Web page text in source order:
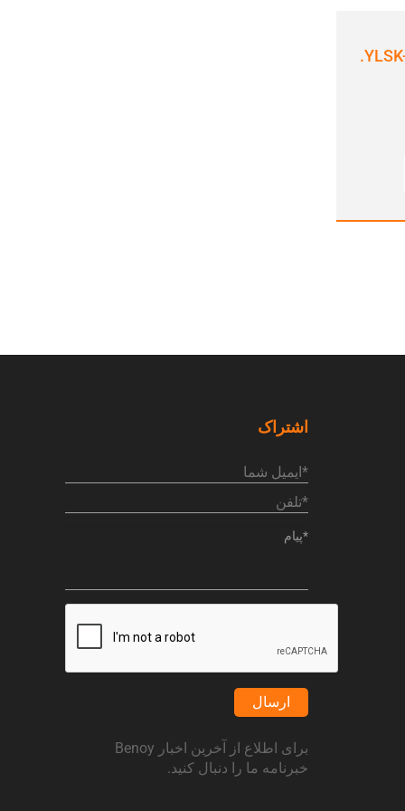
اشتراک
ارسال
برای اطلاع از آخرین اخبار Benoy
خبرنامه ما را دنبال کنید.